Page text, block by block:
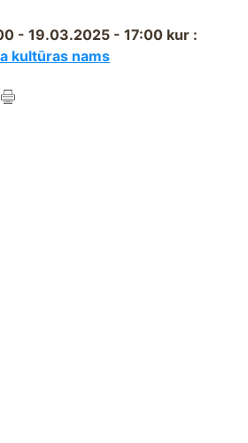
- 19.03.2025 - 17:00 kur :
kultūras nams